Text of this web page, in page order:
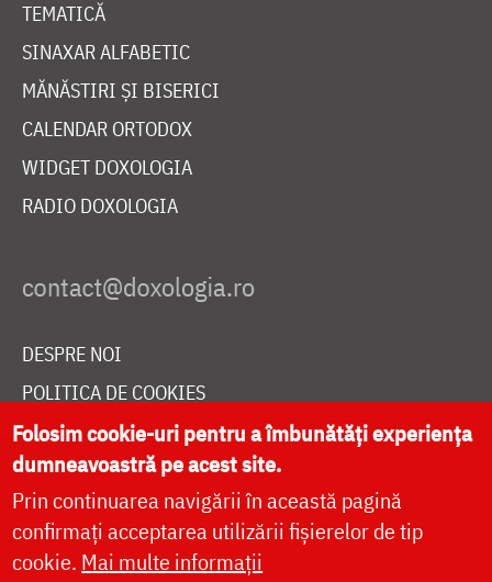
TEMATICĂ
SINAXAR ALFABETIC
MĂNĂSTIRI ȘI BISERICI
CALENDAR ORTODOX
WIDGET DOXOLOGIA
RADIO DOXOLOGIA
DESPRE NOI
POLITICA DE COOKIES
DONEAZĂ ONLINE PENTRU CATEDRALA NAȚIONALĂ
LIVE
Folosim cookie-uri pentru a îmbunătăți experiența
dumneavoastră pe acest site.
Prin continuarea navigării în această pagină
confirmați acceptarea utilizării fișierelor de tip
cookie. Mai multe informații